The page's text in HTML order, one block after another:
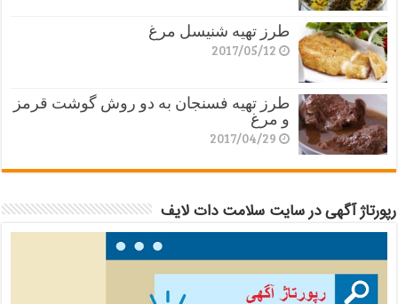
طرز تهیه شنیسل مرغ
2017/05/12
طرز تهیه فسنجان به دو روش گوشت قرمز
و مرغ
2017/04/29
رپورتاژ آگهی در سایت سلامت دات لایف